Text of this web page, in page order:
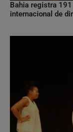
Bahia registra
internacional de